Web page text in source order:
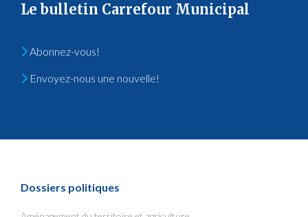
Le bulletin Carrefour Municipal
Abonnez-vous!
Envoyez-nous une nouvelle!
Dossiers politiques